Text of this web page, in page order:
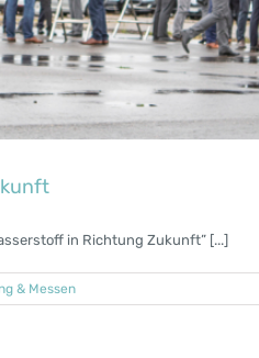
in Richtung Zukunft” [...]
& Messen